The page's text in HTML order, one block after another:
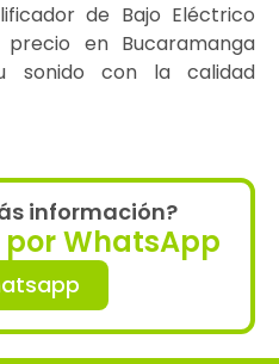
de Bajo Eléctrico
en Bucaramanga
sonido con la calidad
información?
WhatsApp